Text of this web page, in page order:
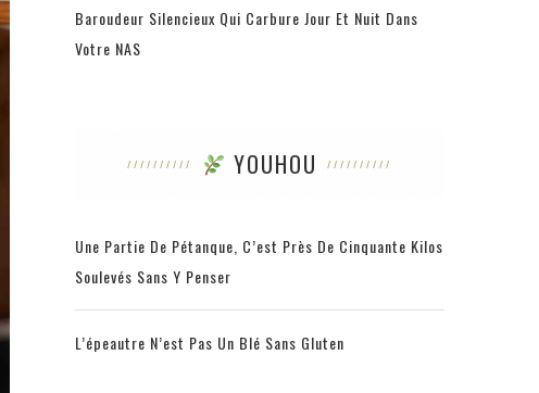
Baroudeur Silencieux Qui Carbure Jour Et Nuit Dans
Votre NAS
YOUHOU
Une Partie De Pétanque, C’est Près De Cinquante Kilos
Soulevés Sans Y Penser
L’épeautre N’est Pas Un Blé Sans Gluten